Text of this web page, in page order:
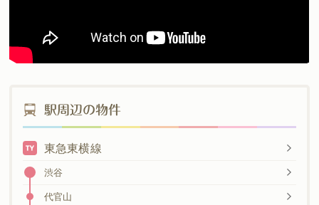
駅周辺の物件
東急東横線
渋谷
代官山